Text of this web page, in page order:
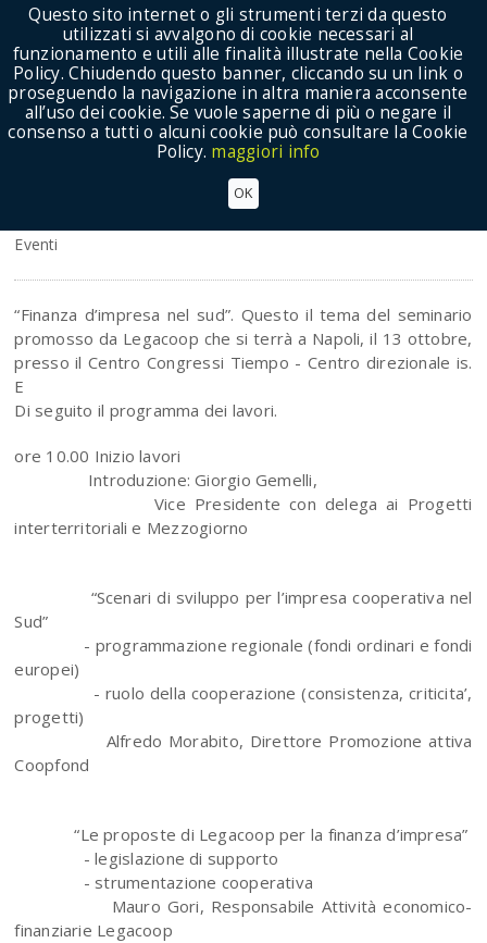
Show Menu
“Finanza d’impresa nel Sud”
Eventi
“Finanza d’impresa nel sud”. Questo il tema del seminario
promosso da Legacoop che si terrà a Napoli, il 13 ottobre,
presso il Centro Congressi Tiempo - Centro direzionale is.
E
Di seguito il programma dei lavori.
ore 10.00 Inizio lavori
Introduzione: Giorgio Gemelli,
Vice Presidente con delega ai Progetti
interterritoriali e Mezzogiorno
“Scenari di sviluppo per l’impresa cooperativa nel
Sud”
- programmazione regionale (fondi ordinari e fondi
europei)
- ruolo della cooperazione (consistenza, criticita’,
progetti)
Alfredo Morabito, Direttore Promozione attiva
Coopfond
“Le proposte di Legacoop per la finanza d’impresa”
- legislazione di supporto
- strumentazione cooperativa
Mauro Gori, Responsabile Attività economico-
finanziarie Legacoop
Questo sito internet o gli strumenti terzi da questo
utilizzati si avvalgono di cookie necessari al
funzionamento e utili alle finalità illustrate nella Cookie
Policy. Chiudendo questo banner, cliccando su un link o
proseguendo la navigazione in altra maniera acconsente
all’uso dei cookie. Se vuole saperne di più o negare il
consenso a tutti o alcuni cookie può consultare la Cookie
Policy. maggiori info
OK